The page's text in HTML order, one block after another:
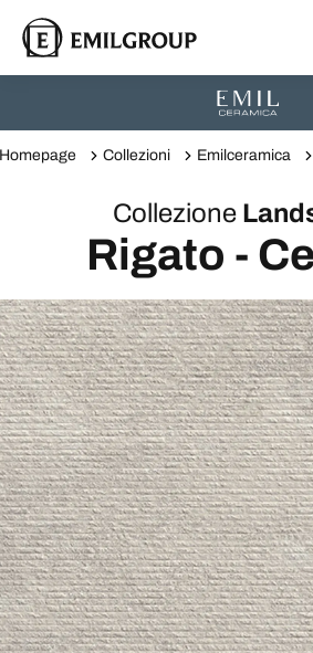
Homepage Collezioni Emilceramica
Collezione
Rigato -